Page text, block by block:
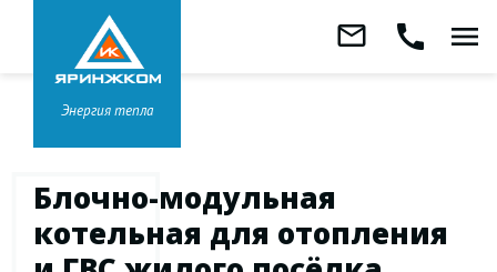
Заказать
Звонок бесплатный
8 800 333-99-01
Головной офис вЯрославле
+7 (4852) 67-96-00
Энергия тепла
mail_outline call menu
Блочно-модульная
котельная для отопления